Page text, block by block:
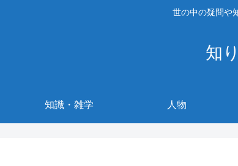
世の中の疑問や
知
知識・雑学 人物